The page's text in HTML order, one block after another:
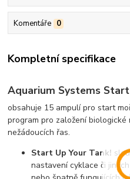
Komentáře 0
Kompletní specifikace
Aquarium Systems
obsahuje 15 ampulí pro start
program pro založení
nežádoucích řas.
Start Up Your Tank!
nastavení cyklace či